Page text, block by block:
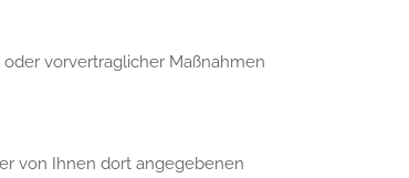
oder vorvertraglicher Maßnahmen
von Ihnen dort angegebenen